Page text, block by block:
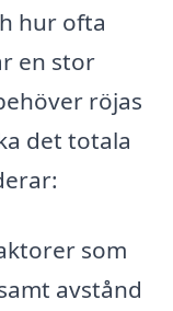
hur ofta
en stor
röjas
det totala
som
avstånd